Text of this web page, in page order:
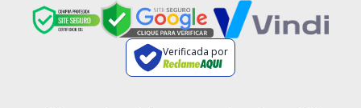
Verificada por